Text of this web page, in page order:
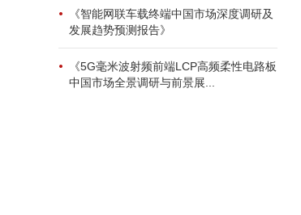
《智能网联车载终端中国市场深度调研及
发展趋势预测报告》
《5G毫米波射频前端LCP高频柔性电路板
中国市场全景调研与前景展...